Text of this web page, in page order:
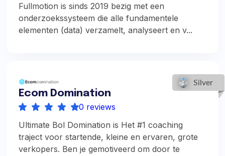
Fullmotion is sinds 2019 bezig met een
onderzoekssysteem die alle fundamentele
elementen (data) verzamelt, analyseert en v...
Ecom Domination
0 reviews
Ultimate Bol Domination is Het #1 coaching
traject voor startende, kleine en ervaren, grote
verkopers. Ben je gemotiveerd om door te